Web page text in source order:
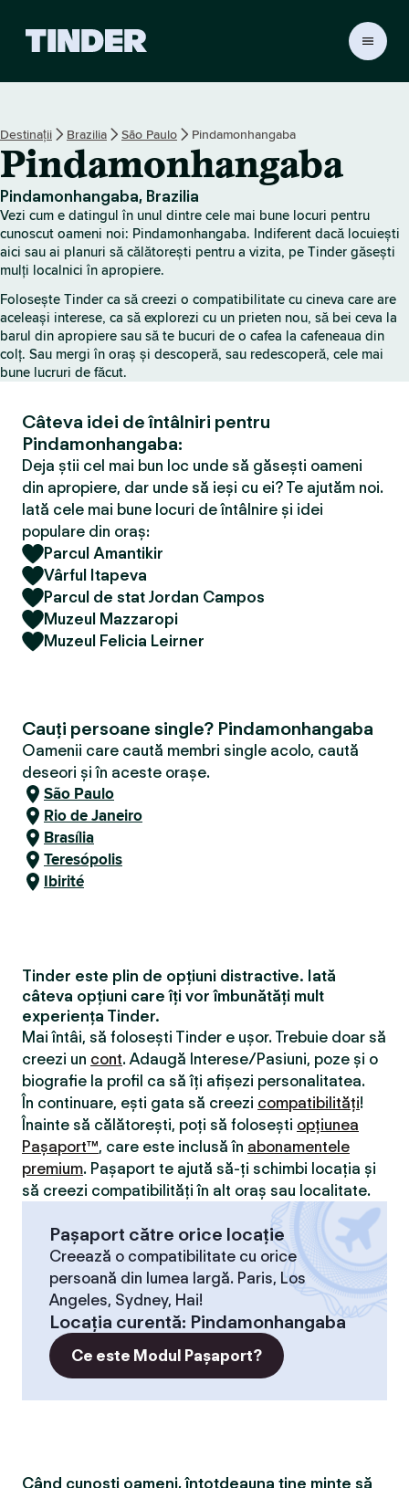
T
i
n
d
e
r
Destinații Brazilia São Paulo Pindamonhangaba
Pindamonhangaba
Pindamonhangaba, Brazilia
Vezi cum e datingul în unul dintre cele mai bune locuri pentru
cunoscut oameni noi: Pindamonhangaba. Indiferent dacă locuiești
aici sau ai planuri să călătorești pentru a vizita, pe Tinder găsești
mulți localnici în apropiere.
Folosește Tinder ca să creezi o compatibilitate cu cineva care are
aceleași interese, ca să explorezi cu un prieten nou, să bei ceva la
barul din apropiere sau să te bucuri de o cafea la cafeneaua din
colț. Sau mergi în oraș și descoperă, sau redescoperă, cele mai
bune lucruri de făcut.
Câteva idei de întâlniri pentru
Pindamonhangaba:
Deja știi cel mai bun loc unde să găsești oameni
din apropiere, dar unde să ieși cu ei? Te ajutăm noi.
Iată cele mai bune locuri de întâlnire și idei
populare din oraș:
Parcul Amantikir
Vârful Itapeva
Parcul de stat Jordan Campos
Muzeul Mazzaropi
Muzeul Felicia Leirner
Cauți persoane single? Pindamonhangaba
Oamenii care caută membri single acolo, caută
deseori și în aceste orașe.
São Paulo
Rio de Janeiro
Brasília
Teresópolis
Ibirité
Tinder este plin de opțiuni distractive. Iată
câteva opțiuni care îți vor îmbunătăți mult
experiența Tinder.
Mai întâi, să folosești Tinder e ușor. Trebuie doar să
creezi un cont. Adaugă Interese/Pasiuni, poze și o
biografie la profil ca să îți afișezi personalitatea.
În continuare, ești gata să creezi compatibilităţi!
Înainte să călătorești, poți să folosești opțiunea
Pașaport™, care este inclusă în abonamentele
premium. Pașaport te ajută să-ți schimbi locația și
să creezi compatibilităţi în alt oraș sau localitate.
Pașaport către orice locație
Creează o compatibilitate cu orice
persoană din lumea largă. Paris, Los
Angeles, Sydney, Hai!
Locaţia curentă: Pindamonhangaba
Ce este Modul Pașaport?
Când cunoști oameni, întotdeauna ține minte să